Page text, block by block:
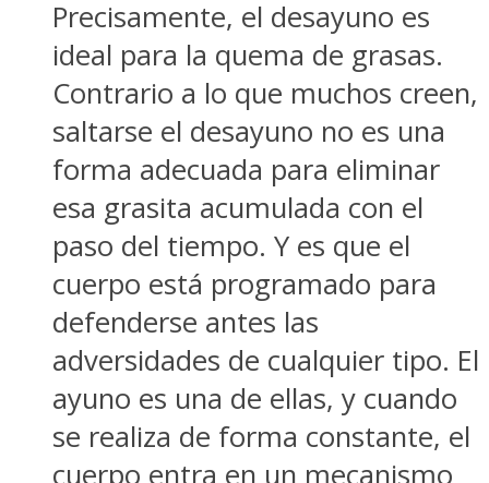
Precisamente, el desayuno es
ideal para la quema de grasas.
Contrario a lo que muchos creen,
saltarse el desayuno no es una
forma adecuada para eliminar
esa grasita acumulada con el
paso del tiempo. Y es que el
cuerpo está programado para
defenderse antes las
adversidades de cualquier tipo. El
ayuno es una de ellas, y cuando
se realiza de forma constante, el
cuerpo entra en un mecanismo